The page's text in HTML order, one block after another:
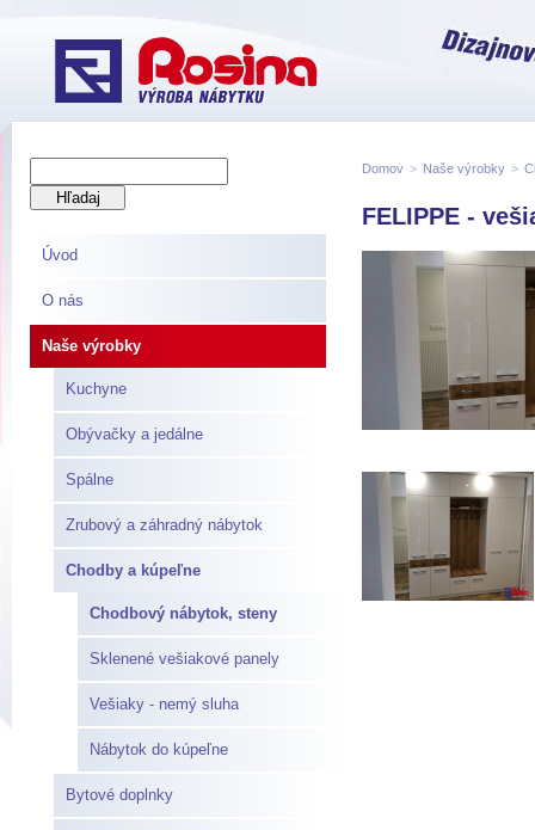
Úvod
O nás
Naše výrobky
Kuchyne
Obývačky a jedálne
Spálne
Zrubový a záhradný nábytok
Chodby a kúpeľne
Chodbový nábytok, steny
Sklenené vešiakové panely
Vešiaky - nemý sluha
Nábytok do kúpeľne
Bytové doplnky
Domov > Naše výrobky >
FELIPPE -